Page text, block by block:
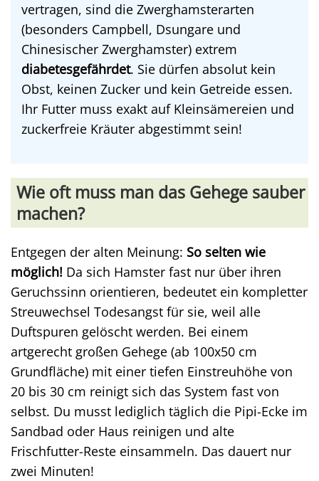
vertragen, sind die Zwerghamsterarten
(besonders Campbell, Dsungare und
Chinesischer Zwerghamster) extrem
diabetesgefährdet. Sie dürfen absolut kein
Obst, keinen Zucker und kein Getreide essen.
Ihr Futter muss exakt auf Kleinsämereien und
zuckerfreie Kräuter abgestimmt sein!
Wie oft muss man das Gehege sauber
machen?
Entgegen der alten Meinung: So selten wie
möglich! Da sich Hamster fast nur über ihren
Geruchssinn orientieren, bedeutet ein kompletter
Streuwechsel Todesangst für sie, weil alle
Duftspuren gelöscht werden. Bei einem
artgerecht großen Gehege (ab 100x50 cm
Grundfläche) mit einer tiefen Einstreuhöhe von
20 bis 30 cm reinigt sich das System fast von
selbst. Du musst lediglich täglich die Pipi-Ecke im
Sandbad oder Haus reinigen und alte
Frischfutter-Reste einsammeln. Das dauert nur
zwei Minuten!